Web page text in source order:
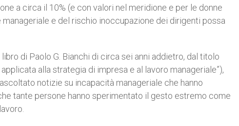
a circa il 10% (e con valori nel meridione e per le donne
e del rischio inoccupazione dei dirigenti possa
di Paolo G. Bianchi di circa sei anni addietro, dal titolo
alla strategia di impresa e al lavoro manageriale”),
notizie su incapacità manageriale che hanno
tante persone hanno sperimentato il gesto estremo come